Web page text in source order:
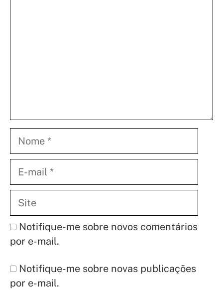
mail
Notifique-me sobre novos comentários
por e-mail.
Notifique-me sobre novas publicações
por e-mail.